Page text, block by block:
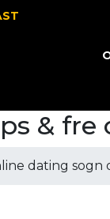
&
dating sogn